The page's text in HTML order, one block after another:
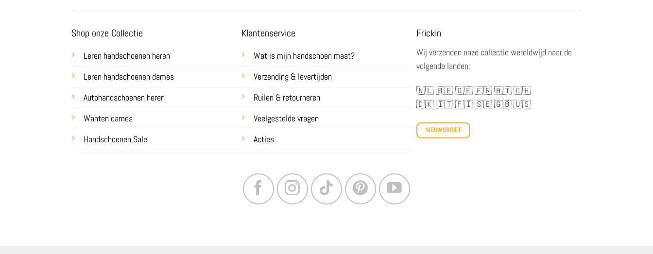
Shop onze Collectie
Leren handschoenen heren
Leren handschoenen dames
Autohandschoenen heren
Wanten dames
Handschoenen Sale
Klantenservice
Wat is mijn handschoen maat?
Verzending & levertijden
Ruilen & retourneren
Veelgestelde vragen
Acties
Frickin
Wij verzenden onze collectie wereldwijd naar de
volgende landen:
🇳🇱🇧🇪🇩🇪🇫🇷🇦🇹🇨🇭
🇩🇰🇮🇹🇫🇮🇸🇪🇬🇧🇺🇸
NIEUWSBRIEF